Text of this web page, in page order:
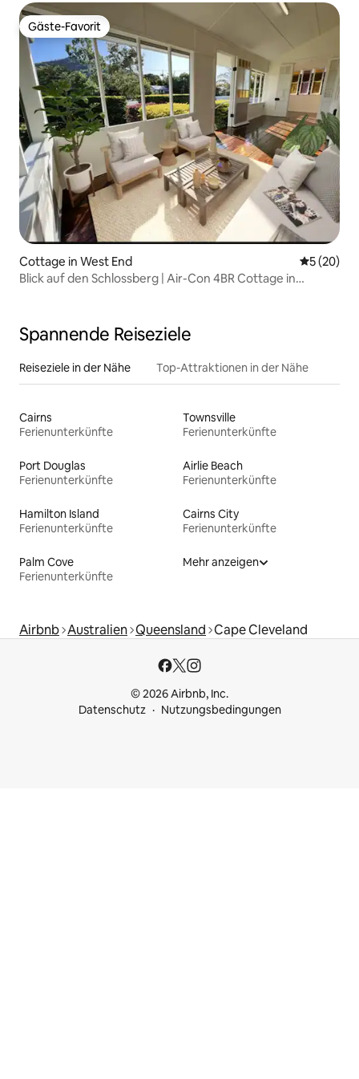
Gäste-Favorit
Gäste-Favorit
Cottage in West End
5 (20)
Blick auf den Schlossberg | Air-Con 4BR Cottage in
Spannende Reiseziele
Reiseziele in der Nähe Top-Attraktionen in der Nähe
Cairns
Ferienunterkünfte
Townsville
Ferienunterkünfte
Port Douglas
Ferienunterkünfte
Airlie Beach
Ferienunterkünfte
Hamilton Island
Ferienunterkünfte
Cairns City
Ferienunterkünfte
Palm Cove
Ferienunterkünfte
Mehr anzeigen
Airbnb Australien Queensland Cape Cleveland
© 2026 Airbnb, Inc.
Datenschutz
Nutzungsbedingungen